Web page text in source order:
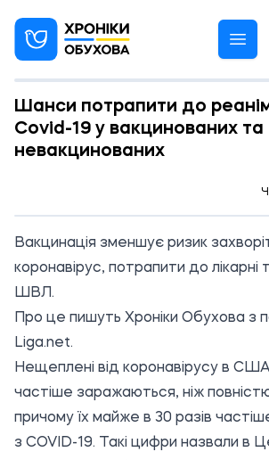
Шанси потрапити до
Covid-19 у вакцинованих та
невакцинованих
Вакцинація зменшує ризик
коронавірус, потрапити до лікарні
ШВЛ.
Про це пишуть Хроніки Обухова з
Liga.net.
Нещеплені від коронавірусу в США
частіше заражаються, ніж
причому їх майже в 30 разів
з COVID-19. Такі цифри назвали